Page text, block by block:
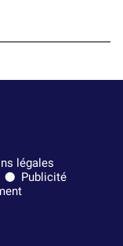
légales
Publicité